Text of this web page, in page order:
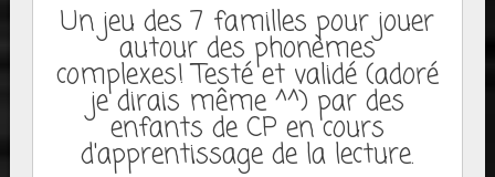
Un jeu des 7 familles pour jouer
autour des phonèmes
complexes! Testé et validé (adoré
je dirais même ^^) par des
enfants de CP en cours
d'apprentissage de la lecture.